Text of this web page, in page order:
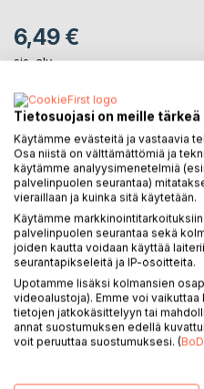
6,49 €
sis. alv.
LISÄÄ
Lisää muistilistalle
Arvostele tuote
KUVAUS
Tietosuojasi on meille tärkeä
Käytämme evästeitä ja vastaavia
Osa niistä on välttämättömiä ja
käytämme analyysimenetelmiä
palvelinpuolen seurantaa)
vieraillaan ja kuinka sitä käytetään.
Käytämme
palvelinpuolen seurantaa sekä
joiden kautta voidaan käyttää
seurantapikseleitä ja IP-osoitteita.
Upotamme lisäksi kolmansien
videoalustoja). Emme voi
tietojen jatkokäsittelyyn tai
annat suostumuksen edellä
voit peruuttaa suostumuksesi. (